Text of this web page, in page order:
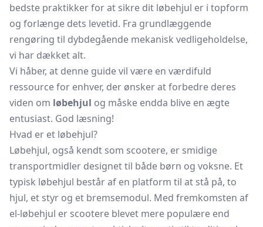
bedste praktikker for at sikre dit løbehjul er i topform
og forlænge dets levetid. Fra grundlæggende
rengøring til dybdegående mekanisk vedligeholdelse,
vi har dækket alt.
Vi håber, at denne guide vil være en værdifuld
ressource for enhver, der ønsker at forbedre deres
viden om løbehjul og måske endda blive en ægte
entusiast. God læsning!
Hvad er et løbehjul?
Løbehjul, også kendt som scootere, er smidige
transportmidler designet til både børn og voksne. Et
typisk løbehjul består af en platform til at stå på, to
hjul, et styr og et bremsemodul. Med fremkomsten af
el-løbehjul er scootere blevet mere populære end